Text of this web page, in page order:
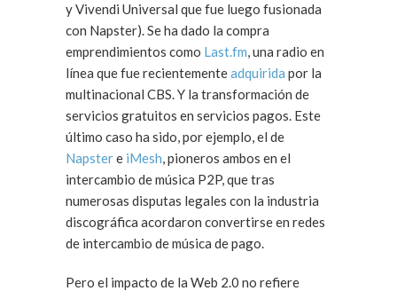
y Vivendi Universal que fue luego fusionada
con Napster). Se ha dado la compra
emprendimientos como Last.fm, una radio en
línea que fue recientementeadquirida por la
multinacional CBS. Y la transformación de
servicios gratuitos en servicios pagos. Este
último caso ha sido, por ejemplo, el de
Napstere iMesh, pioneros ambos en el
intercambio de música P2P, que tras
numerosas disputas legales con la industria
discográfica acordaron convertirse en redes
de intercambio de música de pago.
Pero el impacto de la Web 2.0 no refiere